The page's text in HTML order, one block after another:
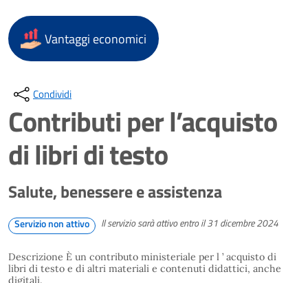
Vantaggi economici
Condividi
Contributi per l’acquisto
di libri di testo
Salute, benessere e assistenza
Servizio non attivo Il servizio sarà attivo entro il 31 dicembre 2024
Descrizione È un contributo ministeriale per l ’ acquisto di
libri di testo e di altri materiali e contenuti didattici, anche
digitali.